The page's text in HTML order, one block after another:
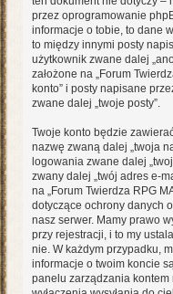
przez oprogramowanie
informacje o tobie, to dane
to między innymi posty
użytkownik zwane dalej
założone na „Forum
konto” i posty napisane
zwane dalej „twoje posty”.
Twoje konto będzie
nazwę zwaną dalej „twoja
logowania zwane dalej
zwany dalej „twój adres e-
na „Forum Twierdza RPG
dotyczące ochrony danych
nasz serwer. Mamy prawo
przy rejestracji, i to my
nie. W każdym przypadku,
informacje o twoim koncie
panelu zarządzania kontem